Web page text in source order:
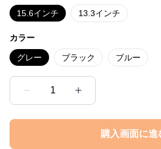
15.6インチ 13.3インチ
カラー
グレー ブラック ブルー
1
購入画面に進